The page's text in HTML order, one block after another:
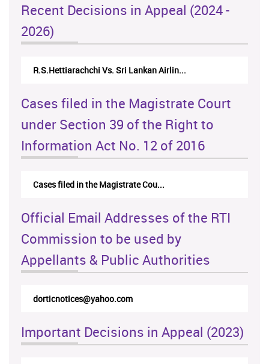
Recent Decisions in Appeal (2024 -
2026)
N.Kodituwakku Vs. Attorney General's De...
Cases filed in the Magistrate Court
under Section 39 of the Right to
Information Act No. 12 of 2016
Cases filed in the Magistrate Cou...
Official Email Addresses of the RTI
Commission to be used by
Appellants & Public Authorities
rticappeals@gmail.com
Important Decisions in Appeal (2023)